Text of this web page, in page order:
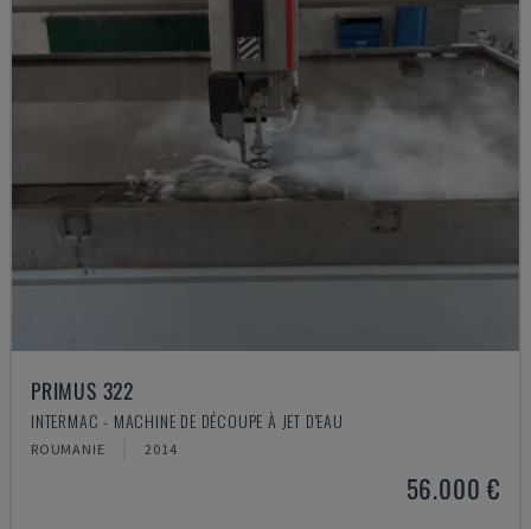
PRIMUS 322
INTERMAC - MACHINE DE DÉCOUPE À JET D'EAU
ROUMANIE 2014
56.000 €